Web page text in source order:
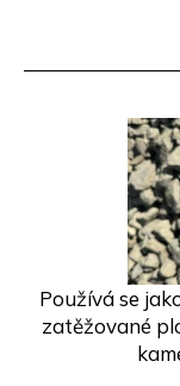
Používá se
zatěžované